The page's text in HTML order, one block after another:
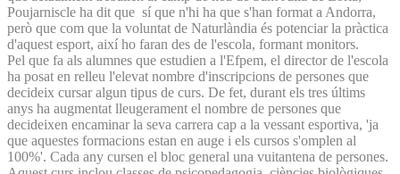
Poujarniscle ha dit que sí que n'hi ha que s'han format a Andorra,
però que com que la voluntat de Naturlàndia és potenciar la pràctica
d'aquest esport, així ho faran des de l'escola, formant monitors.
Pel que fa als alumnes que estudien a l'Efpem, el director de l'escola
ha posat en relleu l'elevat nombre d'inscripcions de persones que
decideix cursar algun tipus de curs. De fet, durant els tres últims
anys ha augmentat lleugerament el nombre de persones que
decideixen encaminar la seva carrera cap a la vessant esportiva, 'ja
que aquestes formacions estan en auge i els cursos s'omplen al
100%'. Cada any cursen el bloc general una vuitantena de persones.